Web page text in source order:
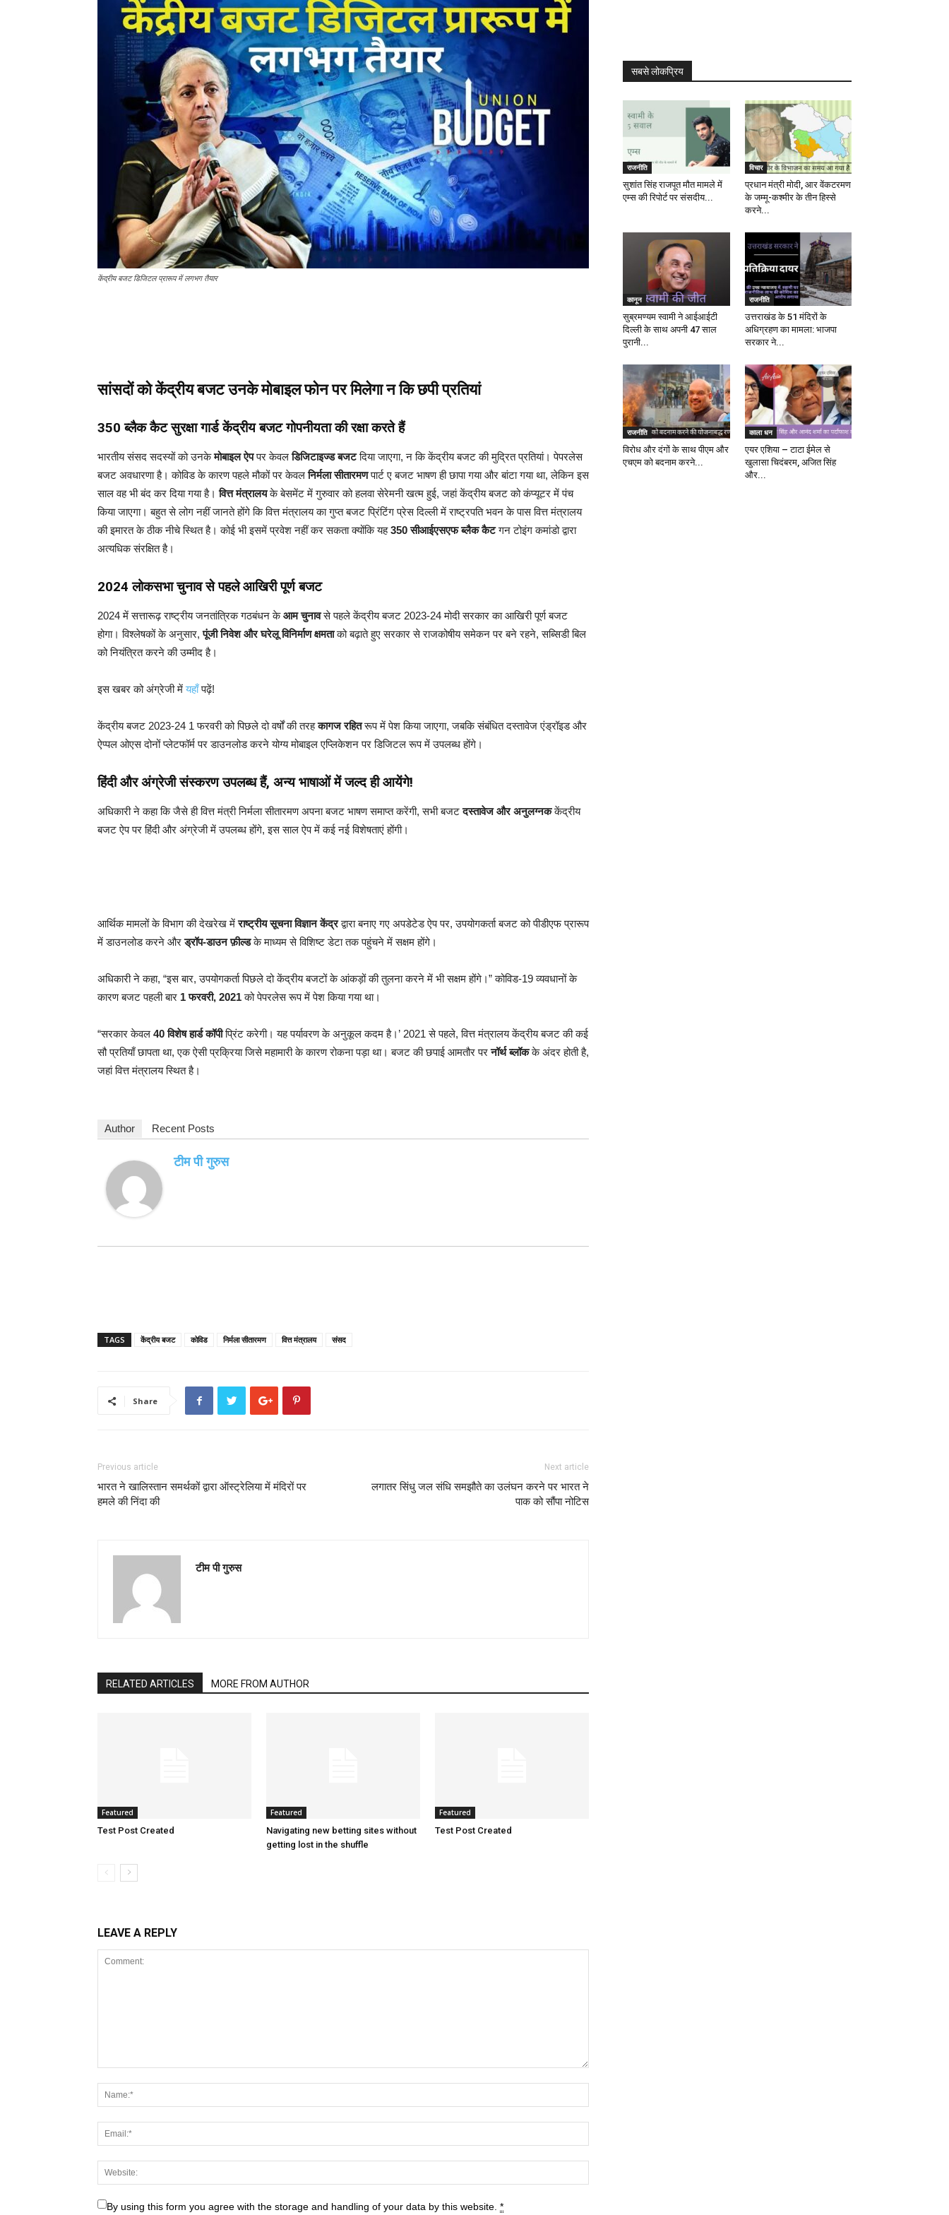
केंद्रीय बजट डिजिटल प्रारूप में लगभग तैयार
सांसदों को केंद्रीय बजट उनके मोबाइल फोन पर मिलेगा न कि छपी प्रतियां
350 ब्लैक कैट सुरक्षा गार्ड केंद्रीय बजट गोपनीयता की रक्षा करते हैं
भारतीय संसद सदस्यों को उनकेमोबाइल ऐपपर केवलडिजिटाइज्ड बजटदिया जाएगा, न कि केंद्रीय बजट की मुद्रित प्रतियां। पेपरलेस
बजट अवधारणा है। कोविड के कारण पहले मौकों पर केवलनिर्मला सीतारमणपार्ट ए बजट भाषण ही छापा गया और बांटा गया था, लेकिन इस
साल वह भी बंद कर दिया गया है।वित्त मंत्रालयके बेसमेंट में गुरुवार को हलवा सेरेमनी खत्म हुई, जहां केंद्रीय बजट को कंप्यूटर में पंच
किया जाएगा। बहुत से लोग नहीं जानते होंगे कि वित्त मंत्रालय का गुप्त बजट प्रिंटिंग प्रेस दिल्ली में राष्ट्रपति भवन के पास वित्त मंत्रालय
की इमारत के ठीक नीचे स्थित है। कोई भी इसमें प्रवेश नहीं कर सकता क्योंकि यह350 सीआईएसएफ ब्लैक कैटगन टोइंग कमांडो द्वारा
अत्यधिक संरक्षित है।
2024 लोकसभा चुनाव से पहले आखिरी पूर्ण बजट
2024 में सत्तारूढ़ राष्ट्रीय जनतांत्रिक गठबंधन केआम चुनावसे पहले केंद्रीय बजट 2023-24 मोदी सरकार का आखिरी पूर्ण बजट
होगा। विश्लेषकों के अनुसार,पूंजी निवेश और घरेलू विनिर्माण क्षमताको बढ़ाते हुए सरकार से राजकोषीय समेकन पर बने रहने, सब्सिडी बिल
को नियंत्रित करने की उम्मीद है।
इस खबर को अंग्रेजी मेंयहाँपढ़ें!
केंद्रीय बजट 2023-24 1 फरवरी को पिछले दो वर्षों की तरहकागज रहितरूप में पेश किया जाएगा, जबकि संबंधित दस्तावेज एंड्रॉइड और
ऐप्पल ओएस दोनों प्लेटफॉर्म पर डाउनलोड करने योग्य मोबाइल एप्लिकेशन पर डिजिटल रूप में उपलब्ध होंगे।
हिंदी और अंग्रेजी संस्करण उपलब्ध हैं, अन्य भाषाओं में जल्द ही आयेंगे!
अधिकारी ने कहा कि जैसे ही वित्त मंत्री निर्मला सीतारमण अपना बजट भाषण समाप्त करेंगी, सभी बजटदस्तावेज और अनुलग्नककेंद्रीय
बजट ऐप पर हिंदी और अंग्रेजी में उपलब्ध होंगे, इस साल ऐप में कई नई विशेषताएं होंगी।
आर्थिक मामलों के विभाग की देखरेख मेंराष्ट्रीय सूचना विज्ञान केंद्रद्वारा बनाए गए अपडेटेड ऐप पर, उपयोगकर्ता बजट को पीडीएफ प्रारूप
में डाउनलोड करने औरड्रॉप-डाउन फ़ील्डके माध्यम से विशिष्ट डेटा तक पहुंचने में सक्षम होंगे।
अधिकारी ने कहा, “इस बार, उपयोगकर्ता पिछले दो केंद्रीय बजटों के आंकड़ों की तुलना करने में भी सक्षम होंगे।” कोविड-19 व्यवधानों के
कारण बजट पहली बार 1 फरवरी, 2021को पेपरलेस रूप में पेश किया गया था।
“सरकार केवल 40 विशेष हार्ड कॉपीप्रिंट करेगी। यह पर्यावरण के अनुकूल कदम है।’ 2021 से पहले, वित्त मंत्रालय केंद्रीय बजट की कई
सौ प्रतियाँ छापता था, एक ऐसी प्रक्रिया जिसे महामारी के कारण रोकना पड़ा था। बजट की छपाई आमतौर परनॉर्थ ब्लॉकके अंदर होती है,
जहां वित्त मंत्रालय स्थित है।
Author Recent Posts
टीम पी गुरुस
TAGS केंद्रीय बजट कोविड निर्मला सीतारमण वित्त मंत्रालय संसद
Share
Previous article
भारत ने खालिस्तान समर्थकों द्वारा ऑस्ट्रेलिया में मंदिरों पर
हमले की निंदा की
Next article
लगातर सिंधु जल संधि समझौते का उलंघन करने पर भारत ने
पाक को सौंपा नोटिस
टीम पी गुरुस
RELATED ARTICLES MORE FROM AUTHOR
Featured
Test Post Created
Featured
Navigating new betting sites without
getting lost in the shuffle
Featured
Test Post Created
LEAVE A REPLY
By using this form you agree with the storage and handling of your data by this website. *
सबसे लोकप्रिय
राजनीति
सुशांत सिंह राजपूत मौत मामले में
एम्स की रिपोर्ट पर संसदीय...
विचार
प्रधान मंत्री मोदी, आर वेंकटरमण
के जम्मू-कश्मीर के तीन हिस्से
करने...
कानून
सुब्रमण्यम स्वामी ने आईआईटी
दिल्ली के साथ अपनी 47 साल
पुरानी...
राजनीति
उत्तराखंड के 51 मंदिरों के
अधिग्रहण का मामला: भाजपा
सरकार ने...
राजनीति
विरोध और दंगों के साथ पीएम और
एचएम को बदनाम करने...
काला धन
एयर एशिया – टाटा ईमेल से
खुलासा चिदंबरम, अजित सिंह
और...